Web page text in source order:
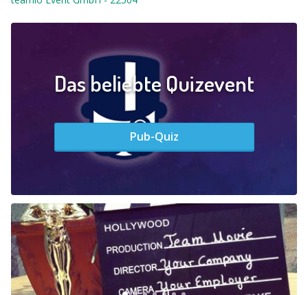
Das beliebte Quizevent
Pub-Quiz